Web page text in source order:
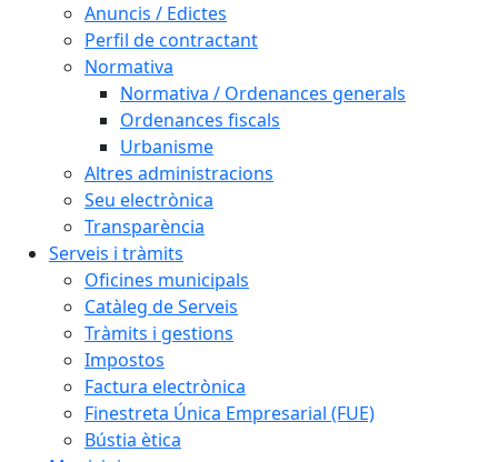
Anuncis / Edictes
Perfil de contractant
Normativa
Normativa / Ordenances generals
Ordenances fiscals
Urbanisme
Altres administracions
Seu electrònica
Transparència
Serveis i tràmits
Oficines municipals
Catàleg de Serveis
Tràmits i gestions
Impostos
Factura electrònica
Finestreta Única Empresarial (FUE)
Bústia ètica